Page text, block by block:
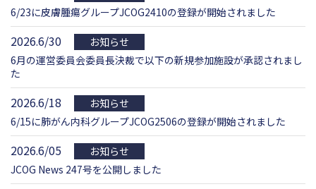
6/23に皮膚腫瘍グループJCOG2410の登録が開始されました
2026.6/30
お知らせ
6月の運営委員会委員長決裁で以下の新規参加施設が承認されまし
た
2026.6/18
お知らせ
6/15に肺がん内科グループJCOG2506の登録が開始されました
2026.6/05
お知らせ
JCOG News 247号を公開しました